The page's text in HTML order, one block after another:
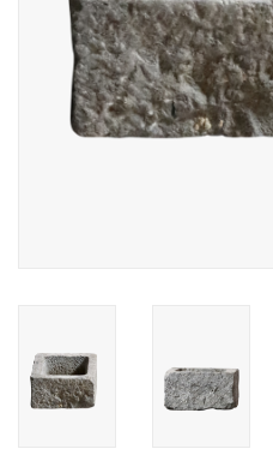
Vloeren - Steen, Terra Cotta
& Marmer
Login